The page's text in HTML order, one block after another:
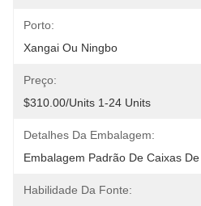
Porto:
Xangai Ou Ningbo
Preço:
$310.00/units 1-24 Units
Detalhes Da Embalagem:
Embalagem Padrão De Caixas
Habilidade Da Fonte: